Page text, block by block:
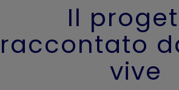
Il
raccontato
vive